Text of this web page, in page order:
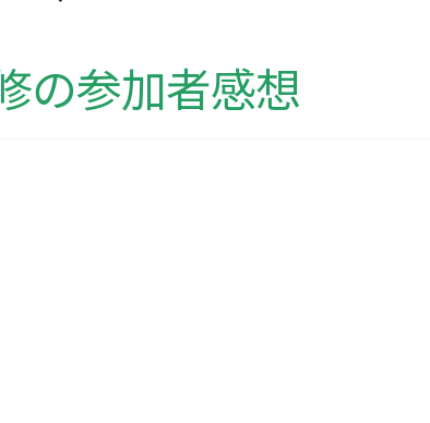
の参加者感想